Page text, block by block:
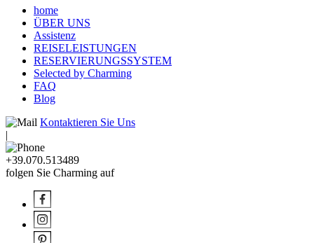
home
ÜBER UNS
Assistenz
REISELEISTUNGEN
RESERVIERUNGSSYSTEM
Selected by Charming
FAQ
Blog
Kontaktieren Sie Uns
|
+39.070.513489
folgen Sie Charming auf